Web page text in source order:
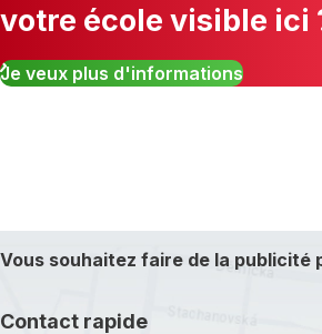
votre école visible ici
Je veux plus d'informations
Vous souhaitez faire de la publicité
Contact rapide